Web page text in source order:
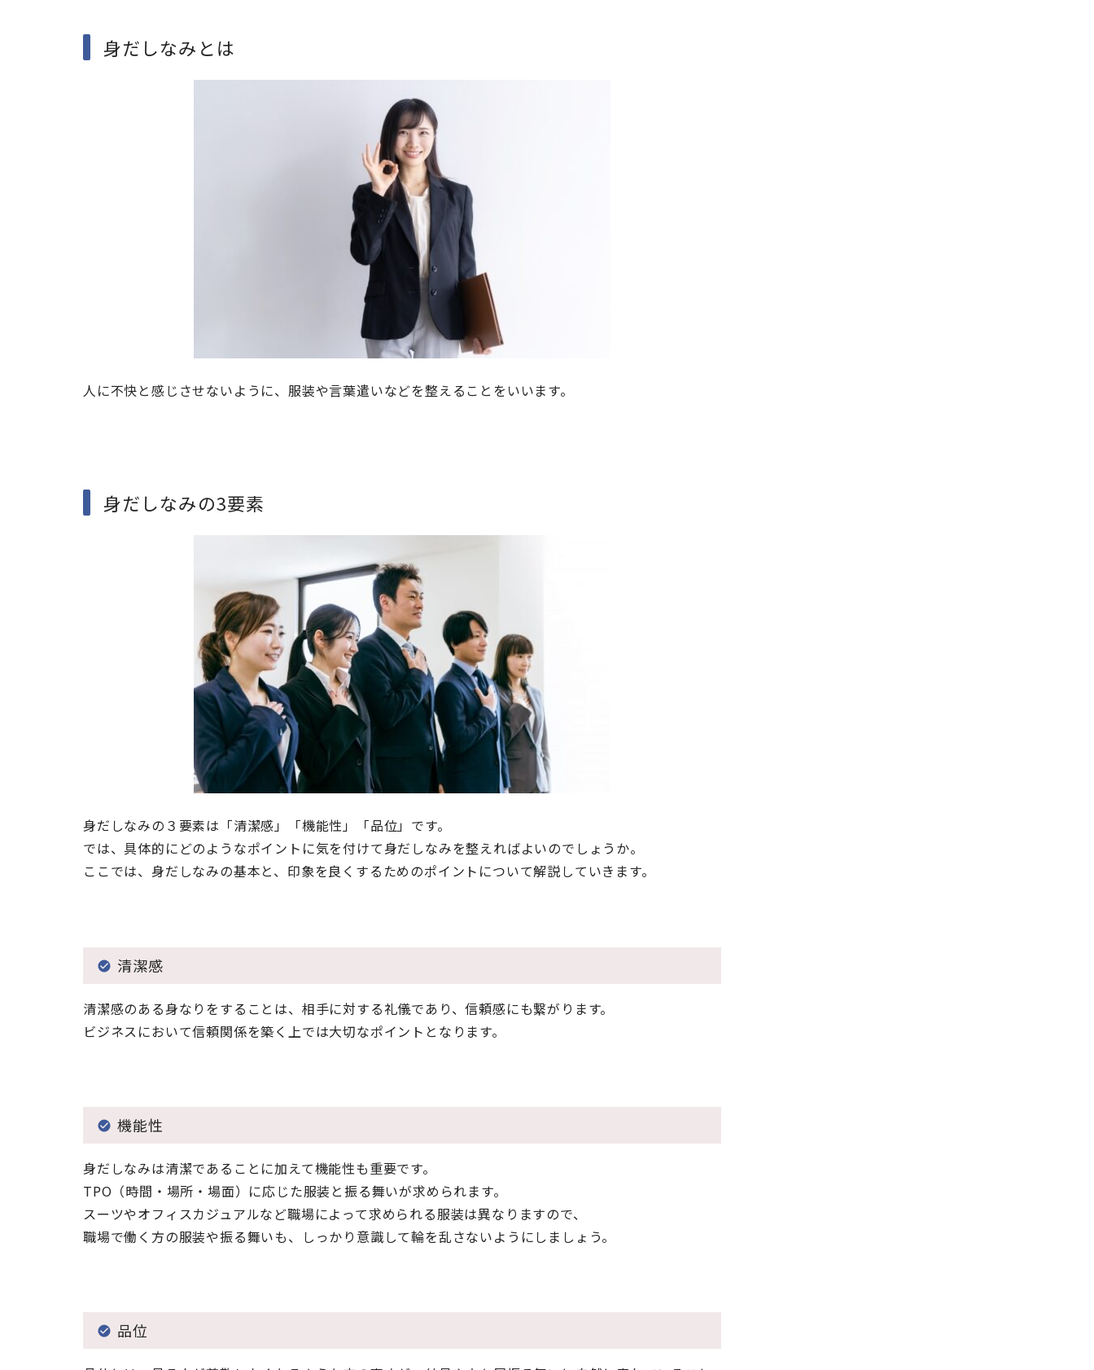
身だしなみとは
人に不快と感じさせないように、服装や言葉遣いなどを整えることをいいます。
身だしなみの3要素
身だしなみの３要素は「清潔感」「機能性」「品位」です。
では、具体的にどのようなポイントに気を付けて身だしなみを整えればよいのでしょうか。
ここでは、身だしなみの基本と、印象を良くするためのポイントについて解説していきます。
清潔感
清潔感のある身なりをすることは、相手に対する礼儀であり、信頼感にも繋がります。
ビジネスにおいて信頼関係を築く上では大切なポイントとなります。
機能性
身だしなみは清潔であることに加えて機能性も重要です。
TPO（時間・場所・場面）に応じた服装と振る舞いが求められます。
スーツやオフィスカジュアルなど職場によって求められる服装は異なりますので、
職場で働く方の服装や振る舞いも、しっかり意識して輪を乱さないようにしましょう。
品位